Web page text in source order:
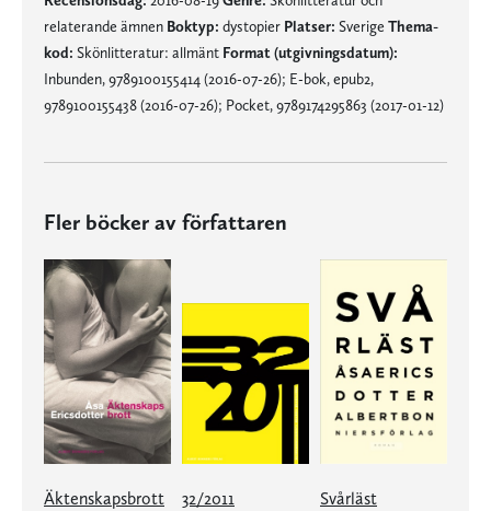
relaterande ämnen Boktyp: dystopier Platser: Sverige Thema-
kod: Skönlitteratur: allmänt Format (utgivningsdatum):
Inbunden, 9789100155414 (2016-07-26); E-bok, epub2,
9789100155438 (2016-07-26); Pocket, 9789174295863 (2017-01-12)
Fler böcker av författaren
Äktenskapsbrott 32/2011 Svårläst